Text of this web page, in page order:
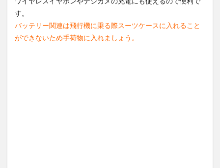
す。
バッテリー関連は飛行機に乗る際スーツケースに入れること
ができないため手荷物に入れましょう。